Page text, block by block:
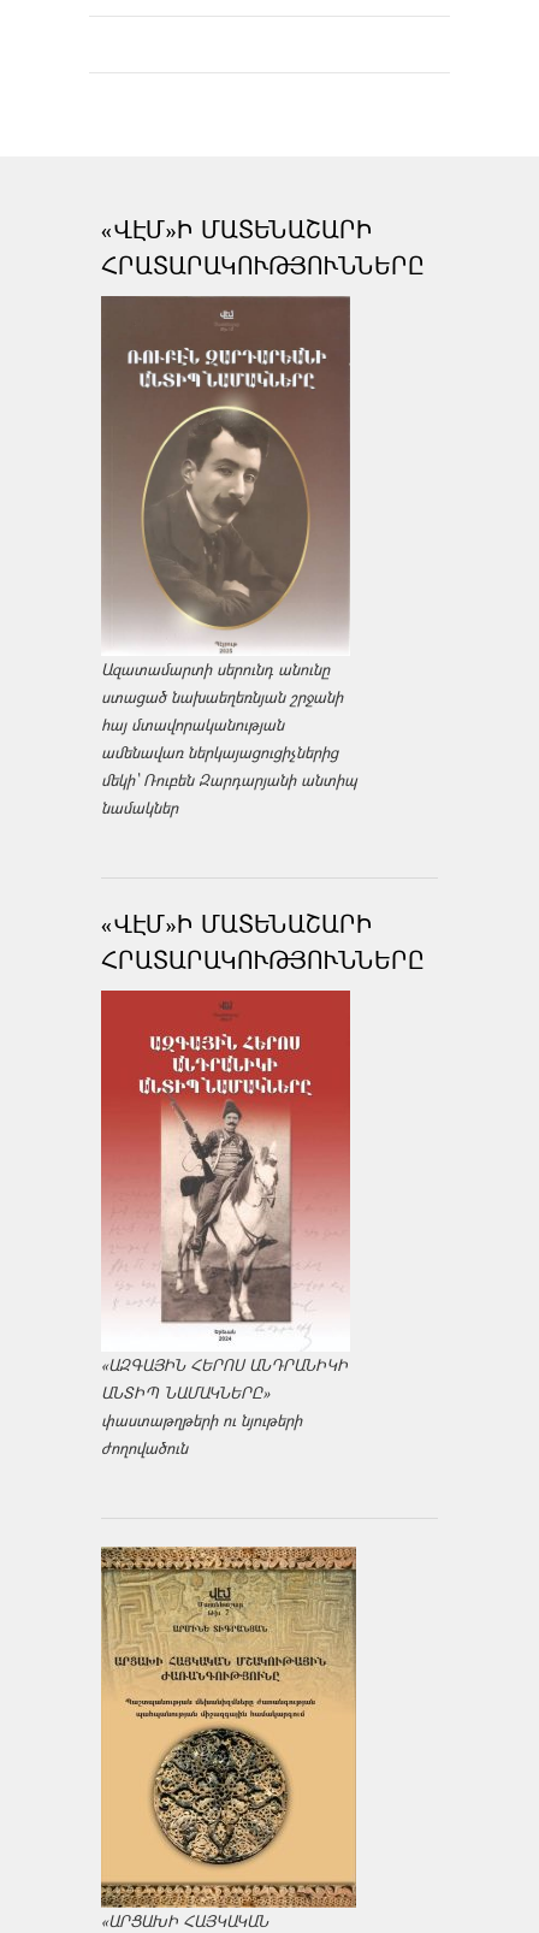
«ՎԷՄ»Ի ՄԱՏԵՆԱՇԱՐԻ
ՀՐԱՏԱՐԱԿՈՒԹՅՈՒՆՆԵՐԸ
Ազատամարտի սերունդ անունը
ստացած նախաեղեռնյան շրջանի
հայ մտավորականության
ամենավառ ներկայացուցիչներից
մեկի՝ Ռուբեն Զարդարյանի անտիպ
նամակներ
«ՎԷՄ»Ի ՄԱՏԵՆԱՇԱՐԻ
ՀՐԱՏԱՐԱԿՈՒԹՅՈՒՆՆԵՐԸ
«ԱԶԳԱՅԻՆ ՀԵՐՈՍ ԱՆԴՐԱՆԻԿԻ
ԱՆՏԻՊ ՆԱՄԱԿՆԵՐԸ»
փաստաթղթերի ու նյութերի
ժողովածուն
«ԱՐՑԱԽԻ ՀԱՅԿԱԿԱՆ